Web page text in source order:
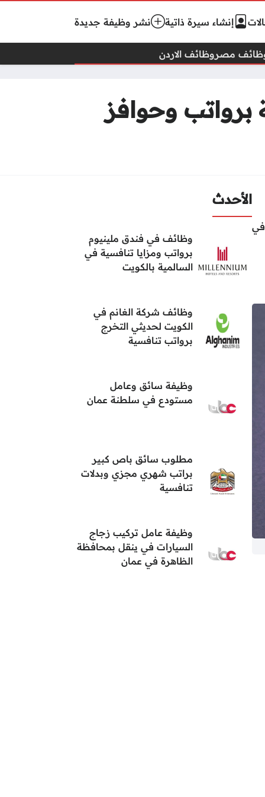
إنشاء سيرة ذاتية نشر وظيفة جديدة
مصروظائف الاردن
وحوافز
الأحدث
وظائف في فندق ملينيوم
برواتب ومزايا تنافسية في
السالمية بالكويت
وظائف شركة الغانم في
الكويت لحديثي التخرج
برواتب تنافسية
وظيفة سائق وعامل
مستودع في سلطنة عمان
مطلوب سائق باص كبير
براتب شهري مجزي وبدلات
تنافسية
وظيفة عامل تركيب زجاج
السيارات في ينقل بمحافظة
الظاهرة في عمان
في